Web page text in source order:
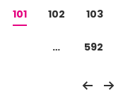
101 102 103
… 592